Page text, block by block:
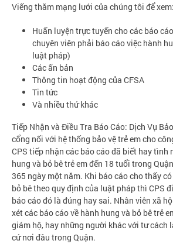
Viếng thăm mạng lưới của chúng tôi để xem:
Huấn luyện trực tuyến cho các báo
chuyên viên phải báo cáo việc hành
luật pháp)
Các ấn bản
Thông tin hoạt động của CFSA
Tin tức
Và nhiều thứ khác
Tiếp Nhận và Điều Tra Báo Cáo: Dịch Vụ
cổng nối với hệ thống bảo vệ trẻ em cho
CPS tiếp nhận các báo cáo đã biết hay tình
hung và bỏ bê trẻ em đến 18 tuổi trong
365 ngày một năm. Khi báo cáo cho thấy
bỏ bê theo quy định của luật pháp thì CPS
báo cáo đó là đúng hay sai. Nhân viên xã
xét các báo cáo về hành hung và bỏ bê trẻ
giám hộ, hay những người khác với tư cách
cứ nơi đâu trong Quận.